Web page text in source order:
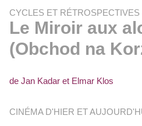
CYCLES ET RÉTROSPECTIVES
Le Miroir aux
(Obchod na
de Jan Kadar et Elmar Klos
CINÉMA D'HIER ET